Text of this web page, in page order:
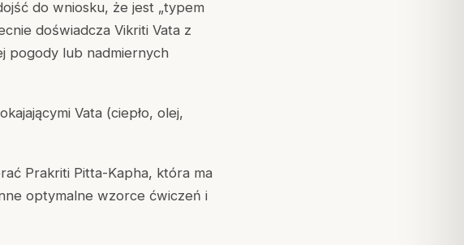
do wniosku, że jest „typem
doświadcza Vikriti Vata z
pogody lub nadmiernych
Vata (ciepło, olej,
Prakriti Pitta-Kapha, która ma
optymalne wzorce ćwiczeń i